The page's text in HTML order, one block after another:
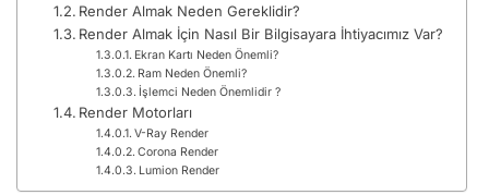
Render Almak Neden Gereklidir?
Render Almak İçin Nasıl Bir Bilgisayara İhtiyacımız Var?
Ekran Kartı Neden Önemli?
Ram Neden Önemli?
İşlemci Neden Önemlidir ?
Render Motorları
V-Ray Render
Corona Render
Lumion Render